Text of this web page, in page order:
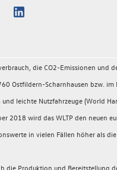
die CO2-Emissionen und
Ostfildern-Scharnhausen bzw. im
leichte Nutzfahrzeuge (World
2018 wird das WLTP den neuen
in vielen Fällen höher als
die Produktion und Bereitstellung